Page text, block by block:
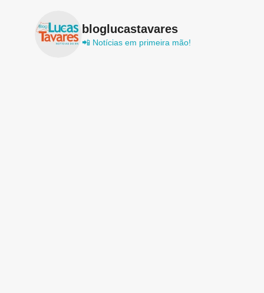
bloglucastavares
📲 Notícias em primeira mão!